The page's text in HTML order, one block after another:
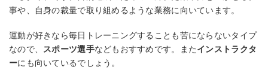
事や、自身の裁量で取り組めるような業務に向いています。
運動が好きなら毎日トレーニングすることも苦にならないタイプ
なので、
スポーツ選手などもおすすめです。またインストラクタ
ーにも向いているでしょう。